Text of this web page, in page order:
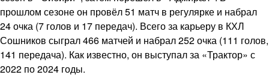
прошлом сезоне он провёл 51 матч в регулярке и набрал
24 очка (7 голов и 17 передач). Всего за карьеру в КХЛ
Сошников сыграл 466 матчей и набрал 252 очка (111 голов,
141 передача). Как известно, он выступал за «Трактор» с
2022 по 2024 годы.